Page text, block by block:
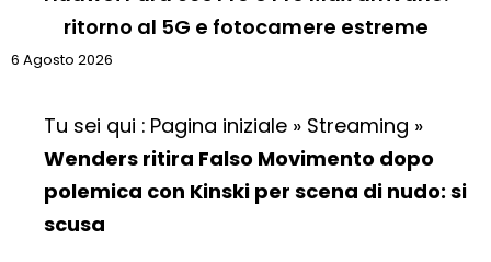
ritorno al 5G e fotocamere estreme
6 Agosto 2026
Tu sei qui : Pagina iniziale » Streaming »
Wenders ritira Falso Movimento dopo
polemica con Kinski per scena di nudo: si
scusa